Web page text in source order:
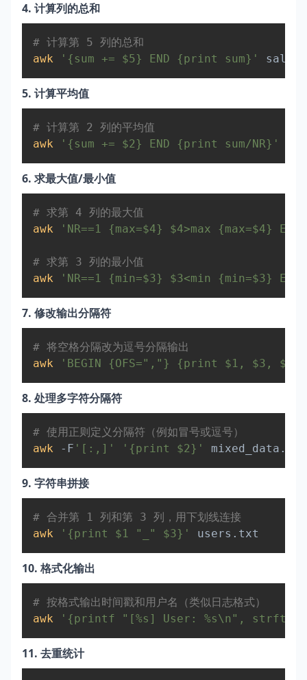
4. 计算列的总和
# 计算第 5 列的总和
awk
'{sum += $5} END {print sum}'
5. 计算平均值
# 计算第 2 列的平均值
awk
'{sum += $2} END {print sum/NR}'
6. 求最大值/最小值
# 求第 4 列的最大值
awk
'NR==1 {max=$4} $4>max {max=$4}
# 求第 3 列的最小值
awk
'NR==1 {min=$3} $3<min {min=$3}
7. 修改输出分隔符
# 将空格分隔改为逗号分隔输出
awk
'BEGIN {OFS=","} {print $1, $3, $5}'
8. 处理多字符分隔符
# 使用正则定义分隔符（例如冒号或逗号）
awk -F '[:,]' '{print $2}'
9. 字符串拼接
# 合并第 1 列和第 3 列，用下划线连接
awk
'{print $1 "_" $3}'
10. 格式化输出
# 按格式输出时间戳和用户名（类似日志格式）
awk
'{printf "[%s] User: %s\n",
Copy
11. 去重统计